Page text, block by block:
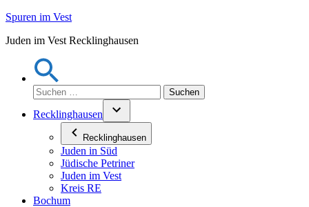
Zum
springen
Spuren im Vest
Juden im Vest Recklinghausen
Suchen
nach:
Recklinghausen
Recklinghausen
Juden in Süd
Jüdische Petriner
Juden im Vest
Kreis RE
Bochum